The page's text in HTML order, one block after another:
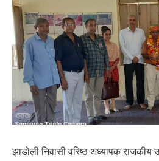
झाडोली निवासी वरिष्ठ अध्यापक राजकीय